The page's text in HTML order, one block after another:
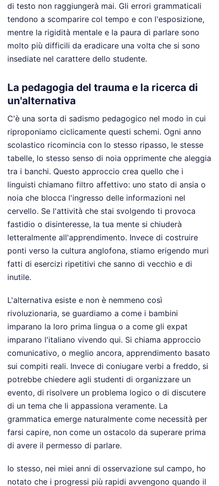
di testo non raggiungerà mai. Gli errori grammaticali
tendono a scomparire col tempo e con l'esposizione,
mentre la rigidità mentale e la paura di parlare sono
molto più difficili da eradicare una volta che si sono
insediate nel carattere dello studente.
La pedagogia del trauma e la ricerca di
un'alternativa
C'è una sorta di sadismo pedagogico nel modo in cui
riproponiamo ciclicamente questi schemi. Ogni anno
scolastico ricomincia con lo stesso ripasso, le stesse
tabelle, lo stesso senso di noia opprimente che aleggia
tra i banchi. Questo approccio crea quello che i
linguisti chiamano filtro affettivo: uno stato di ansia o
noia che blocca l'ingresso delle informazioni nel
cervello. Se l'attività che stai svolgendo ti provoca
fastidio o disinteresse, la tua mente si chiuderà
letteralmente all'apprendimento. Invece di costruire
ponti verso la cultura anglofona, stiamo erigendo muri
fatti di esercizi ripetitivi che sanno di vecchio e di
inutile.
L'alternativa esiste e non è nemmeno così
rivoluzionaria, se guardiamo a come i bambini
imparano la loro prima lingua o a come gli expat
imparano l'italiano vivendo qui. Si chiama approccio
comunicativo, o meglio ancora, apprendimento basato
sui compiti reali. Invece di coniugare verbi a freddo, si
potrebbe chiedere agli studenti di organizzare un
evento, di risolvere un problema logico o di discutere
di un tema che li appassiona veramente. La
grammatica emerge naturalmente come necessità per
farsi capire, non come un ostacolo da superare prima
di avere il permesso di parlare.
Io stesso, nei miei anni di osservazione sul campo, ho
notato che i progressi più rapidi avvengono quando il